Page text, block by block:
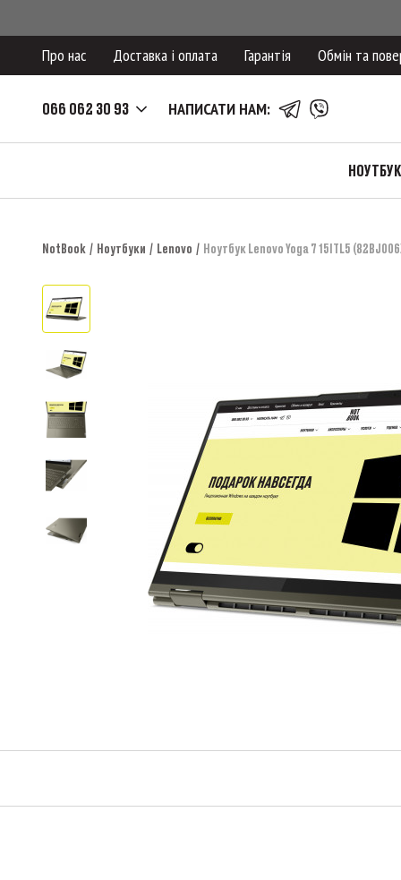
Про нас Доставка і оплата Гарантія Обмін та
066 062 30 93 НАПИСАТИ НАМ:
NotBook Ноутбуки Lenovo Ноутбук Lenovo Yoga 7 15ITL5